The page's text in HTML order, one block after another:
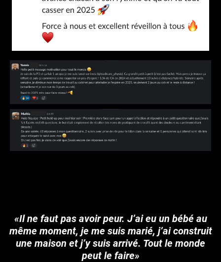
«Il ne faut pas avoir peur. J’ai eu un bébé au
même moment, je me suis marié, j’ai construit
une maison et j’y suis arrivé. Tout le monde
peut le faire»